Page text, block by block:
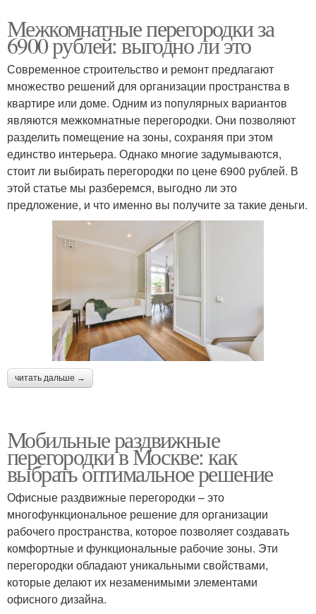
Межкомнатные перегородки за
6900 рублей: выгодно ли это
Современное строительство и ремонт предлагают
множество решений для организации пространства в
квартире или доме. Одним из популярных вариантов
являются межкомнатные перегородки. Они позволяют
разделить помещение на зоны, сохраняя при этом
единство интерьера. Однако многие задумываются,
стоит ли выбирать перегородки по цене 6900 рублей. В
этой статье мы разберемся, выгодно ли это
предложение, и что именно вы получите за такие деньги.
читать дальше →
Мобильные раздвижные
перегородки в Москве: как
выбрать оптимальное решение
Офисные раздвижные перегородки – это
многофункциональное решение для организации
рабочего пространства, которое позволяет создавать
комфортные и функциональные рабочие зоны. Эти
перегородки обладают уникальными свойствами,
которые делают их незаменимыми элементами
офисного дизайна.